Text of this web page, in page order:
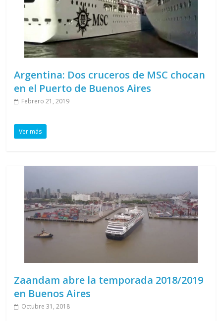
Argentina: Dos cruceros de MSC chocan
en el Puerto de Buenos Aires
Febrero 21, 2019
Ver más
Zaandam abre la temporada 2018/2019
en Buenos Aires
Octubre 31, 2018